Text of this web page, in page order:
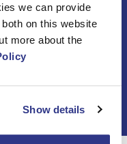
we can provide
on this website
more about the
Show details